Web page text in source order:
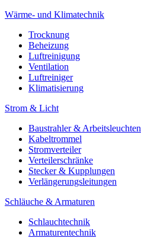
Wärme- und Klimatechnik
Trocknung
Beheizung
Luftreinigung
Ventilation
Luftreiniger
Klimatisierung
Strom & Licht
Baustrahler & Arbeitsleuchten
Kabeltrommel
Stromverteiler
Verteilerschränke
Stecker & Kupplungen
Verlängerungs­leitungen
Schläuche & Armaturen
Schlauchtechnik
Armaturentechnik